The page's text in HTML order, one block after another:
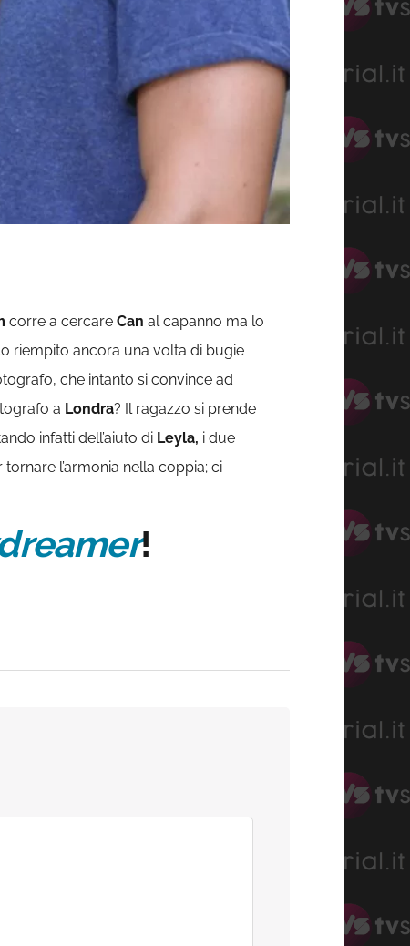
corre a cercare Can al capanno ma lo
riempito ancora una volta di bugie
che intanto si convince ad
a Londra? Il ragazzo si prende
infatti dell’aiuto di Leyla, i due
l’armonia nella coppia; ci
!